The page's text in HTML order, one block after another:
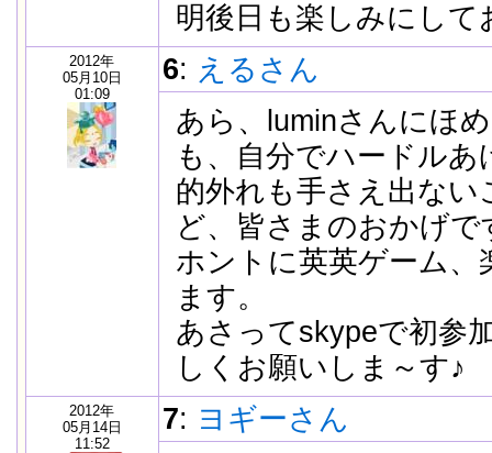
明後日も楽しみにして
2012年
05月10日
01:09
6: えるさん
あら、luminさんに
も、自分でハードル
的外れも手さえ出な
ど、皆さまのおかげで
ホントに英英ゲーム
ます。
あさってskypeで初参
しくお願いしま～す♪
2012年
05月14日
11:52
7: ヨギーさん